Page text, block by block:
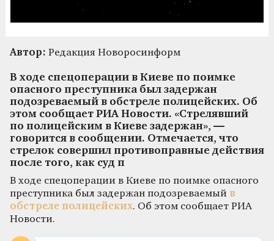
Автор: Редакция Новоросинформ
В ходе спецоперации в Киеве по поимке
опасного преступника был задержан
подозреваемый в обстреле полицейских. Об
этом сообщает РИА Новости. «Стрелявший
по полицейским в Киеве задержан», —
говорится в сообщении. Отмечается, что
стрелок совершил противоправные действия
после того, как суд п
В ходе спецоперации в Киеве по поимке опасного
преступника был задержан подозреваемый в
обстреле полицейских. Об этом сообщает РИА
Новости.